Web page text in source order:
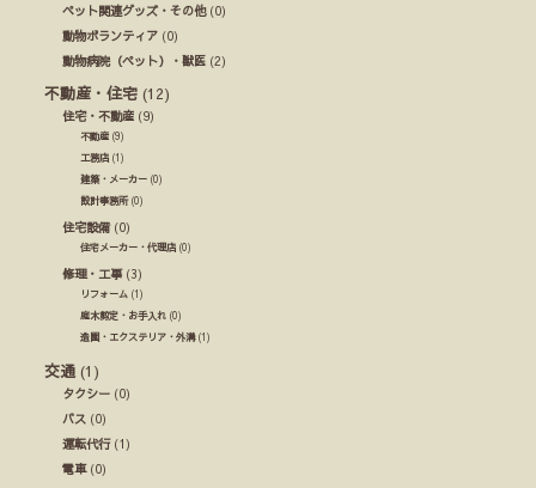
ペット関連グッズ・その他(0)
動物ボランティア (0)
動物病院（ペット）・獣医 (2)
不動産・住宅 (12)
住宅・不動産 (9)
不動産 (9)
工務店 (1)
建築・メーカー (0)
設計事務所(0)
住宅設備(0)
住宅メーカー・代理店 (0)
修理・工事(3)
リフォーム (1)
庭木剪定・お手入れ (0)
造園・エクステリア・外溝(1)
交通 (1)
タクシー (0)
バス (0)
運転代行(1)
電車(0)